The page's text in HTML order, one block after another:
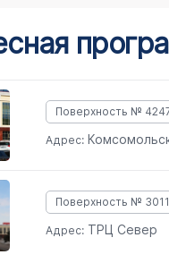
Поверхность №
Адрес:
Поверхность №
Адрес:ТРЦ Север